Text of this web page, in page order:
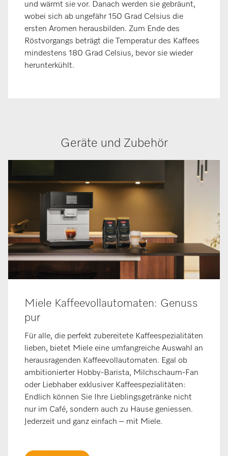
und wärmt sie vor. Danach werden sie gebräunt,
wobei sich ab ungefähr 150 Grad Celsius die
ersten Aromen herausbilden. Zum Ende des
Röstvorgangs beträgt die Temperatur des Kaffees
mindestens 180 Grad Celsius, bevor sie wieder
herunterkühlt.
Geräte und Zubehör
Miele Kaffeevollautomaten: Genuss
pur
Für alle, die perfekt zubereitete Kaffeespezialitäten
lieben, bietet Miele eine umfangreiche Auswahl an
herausragenden Kaffeevollautomaten. Egal ob
ambitionierter Hobby-Barista, Milchschaum-Fan
oder Liebhaber exklusiver Kaffeespezialitäten:
Endlich können Sie Ihre Lieblingsgetränke nicht
nur im Café, sondern auch zu Hause geniessen.
Jederzeit und ganz einfach – mit Miele.